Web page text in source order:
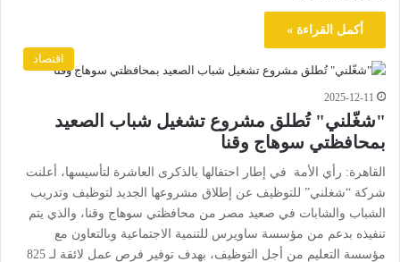
أكمل القراءة »
اقتصاد
2025-12-11
"شغّلني" تُطلق مشروع تشغيل شباب الصعيد
بمحافظتي سوهاج وقنا
القاهرة: رأي الأمة في إطار احتفالها بالذكرى العاشرة لتأسيسها، أعلنت
شركة “شغلني” للتوظيف عن إطلاق مشروعها الجديد لتوظيف وتدريب
الشباب والشابات في صعيد مصر من محافظتي سوهاج وقنا، والذي يتم
تنفيذه بدعم من مؤسسة ساويرس للتنمية الاجتماعية وبالتعاون مع
مؤسسة التعليم من أجل التوظيف، بهدف توفير فرص عمل لائقة لـ 825